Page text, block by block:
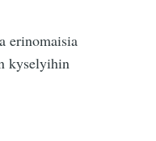
erinomaisia
kyselyihin